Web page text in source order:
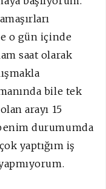
o gün içinde
saat olarak
bile tek
arayı 15
durumumda
yaptığım iş